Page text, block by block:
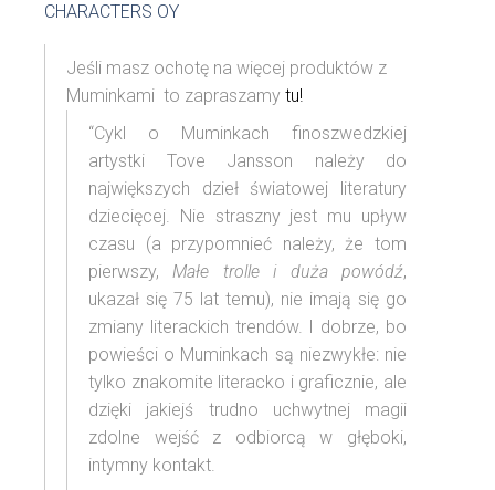
CHARACTERS OY
Jeśli masz ochotę na więcej produktów z
Muminkami to zapraszamy tu!
“Cykl o Muminkach finoszwedzkiej
artystki Tove Jansson należy do
największych dzieł światowej literatury
dziecięcej. Nie straszny jest mu upływ
czasu (a przypomnieć należy, że tom
pierwszy,Małe trolle i duża powódź,
ukazał się 75 lat temu), nie imają się go
zmiany literackich trendów. I dobrze, bo
powieści o Muminkach są niezwykłe: nie
tylko znakomite literacko i graficznie, ale
dzięki jakiejś trudno uchwytnej magii
zdolne wejść z odbiorcą w głęboki,
intymny kontakt.